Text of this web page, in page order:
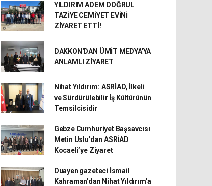
YILDIRIM ADEM DOĞRUL
TAZİYE CEMİYET EVİNİ
ZİYARET ETTİ!
DAKKON'DAN ÜMİT MEDYA'YA
ANLAMLI ZİYARET
Nihat Yıldırım: ASRİAD, İlkeli
ve Sürdürülebilir İş Kültürünün
Temsilcisidir
Gebze Cumhuriyet Başsavcısı
Metin Uslu’dan ASRİAD
Kocaeli’ye Ziyaret
Duayen gazeteci İsmail
Kahraman’dan Nihat Yıldırım’a